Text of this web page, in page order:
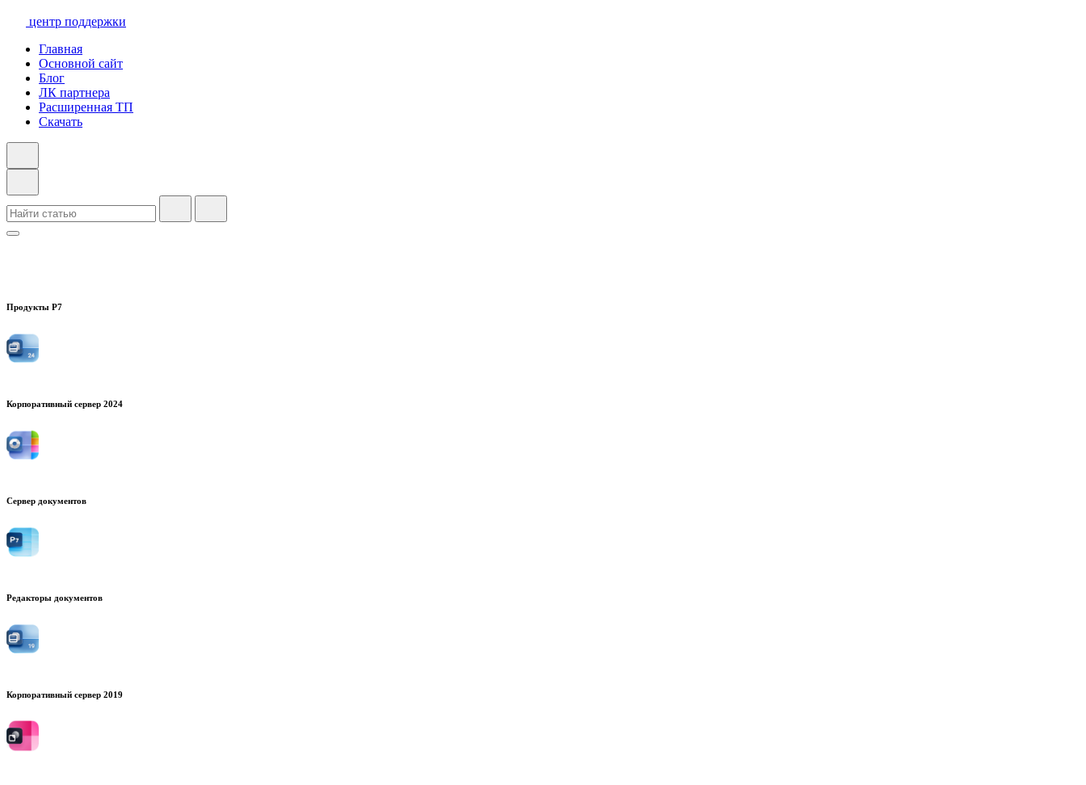
центр поддержки
Главная
Основной сайт
Блог
ЛК партнера
Расширенная ТП
Скачать
Продукты Р7
Корпоративный сервер 2024
Сервер документов
Редакторы документов
Корпоративный сервер 2019